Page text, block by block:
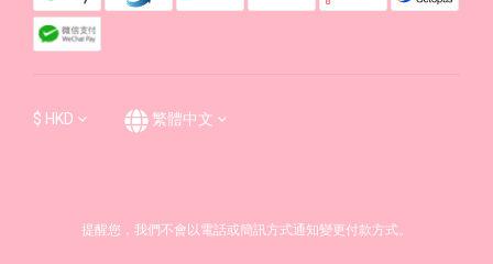
$ HKD 繁體中文
提醒您，我們不會以電話或簡訊方式通知變更付款方式。